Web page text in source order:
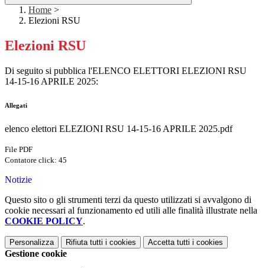
Home >
Elezioni RSU
Elezioni RSU
Di seguito si pubblica l'ELENCO ELETTORI ELEZIONI RSU
14-15-16 APRILE 2025:
Allegati
elenco elettori ELEZIONI RSU 14-15-16 APRILE 2025.pdf
File PDF
Contatore click: 45
Notizie
Questo sito o gli strumenti terzi da questo utilizzati si avvalgono di
cookie necessari al funzionamento ed utili alle finalità illustrate nella
COOKIE POLICY.
Personalizza Rifiuta tutti i cookies Accetta tutti i cookies
Gestione cookie